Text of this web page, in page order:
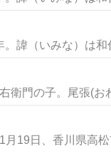
諱（いみな）は
衛門の子。尾張(
19日、香川県高